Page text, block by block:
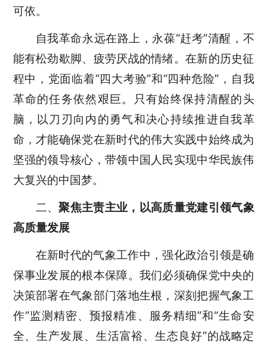
可依。
自我革命永远在路上，永葆“赶考”清醒，不
能有松劲歇脚、疲劳厌战的情绪。在新的历史征
程中，党面临着“四大考验”和“四种危险” ，自我
革命的任务依然艰巨。只有始终保持清醒的头
脑，以刀刃向内的勇气和决心持续推进自我革
命，才能确保党在新时代的伟大实践中始终成为
坚强的领导核心，带领中国人民实现中华民族伟
大复兴的中国梦。
二、聚焦主责主业，以高质量党建引领气象
高质量发展
在新时代的气象工作中，强化政治引领是确
保事业发展的根本保障。我们必须确保党中央的
决策部署在气象部门落地生根，深刻把握气象工
作“监测精密、预报精准、服务精细”和“生命安
全、生产发展、生活富裕、生态良好”的战略定